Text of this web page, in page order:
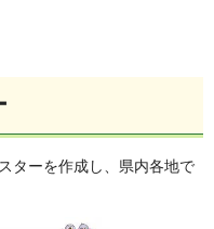
ターを作成し、県内各地で